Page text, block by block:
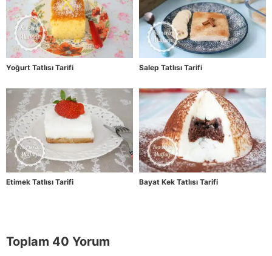
Yoğurt Tatlısı Tarifi Salep Tatlısı Tarifi
Etimek Tatlısı Tarifi Bayat Kek Tatlısı Tarifi
Toplam 40 Yorum